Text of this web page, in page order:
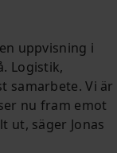
uppvisning i
Logistik,
samarbete. Vi är
nu fram emot
ut, säger Jonas